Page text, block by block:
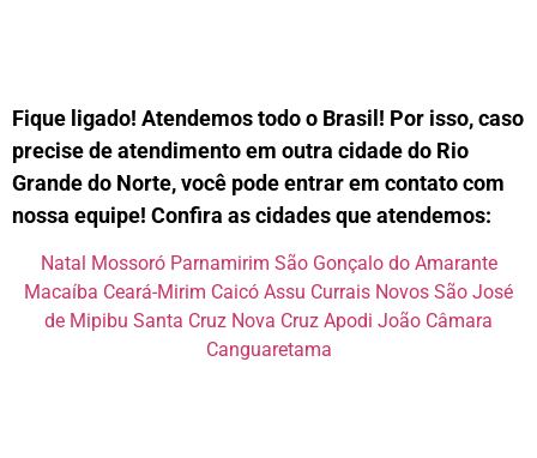
Fique ligado! Atendemos todo o Brasil! Por isso, caso
precise de atendimento em outra cidade do Rio
Grande do Norte, você pode entrar em contato com
nossa equipe! Confira as cidades que atendemos:
Natal Mossoró Parnamirim São Gonçalo do Amarante
Macaíba Ceará-Mirim Caicó Assu Currais Novos São José
de Mipibu Santa Cruz Nova Cruz Apodi João Câmara
Canguaretama